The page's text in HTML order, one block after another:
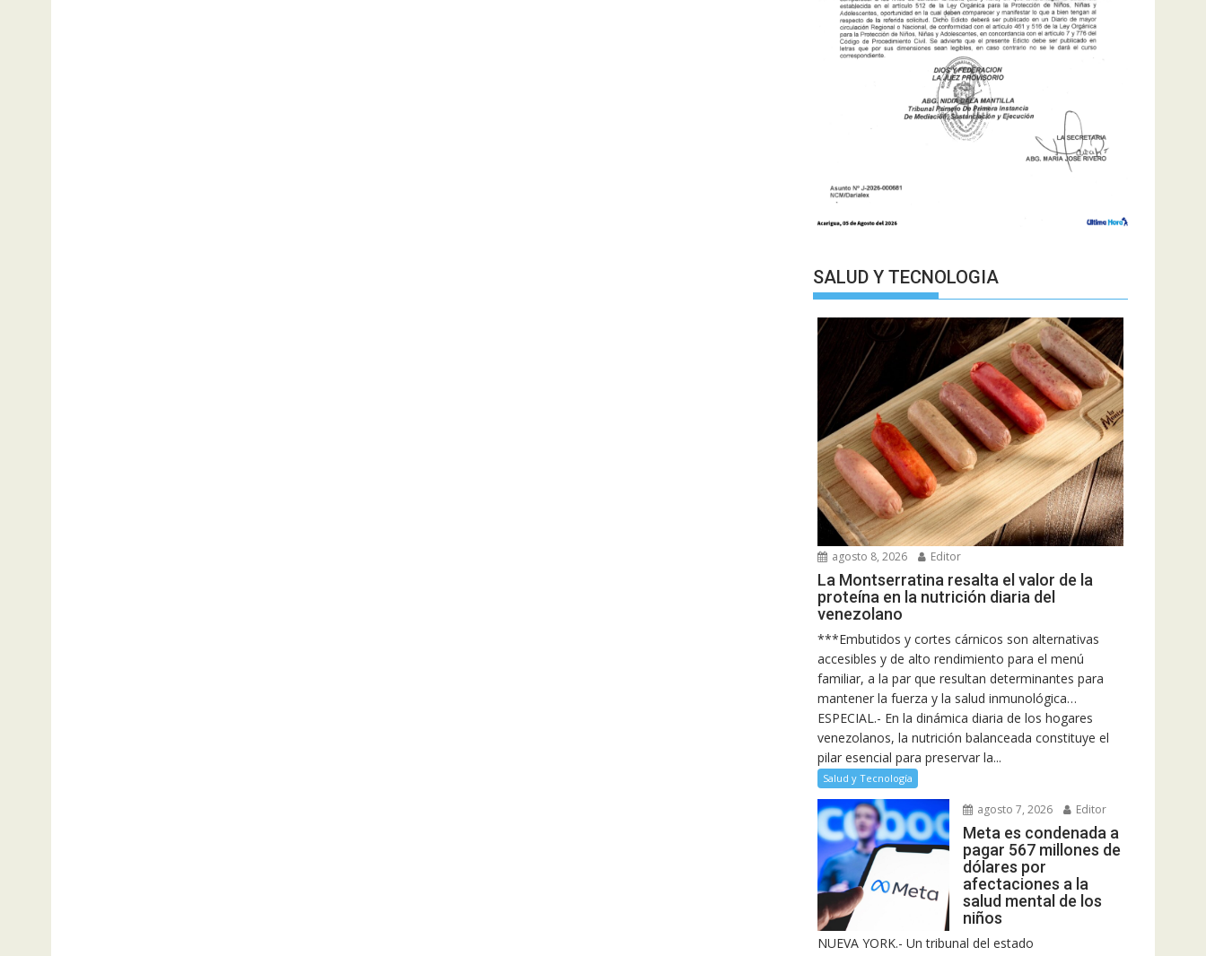
SALUD Y TECNOLOGIA
agosto 8, 2026 Editor
La Montserratina resalta el valor de la
proteína en la nutrición diaria del
venezolano
***Embutidos y cortes cárnicos son alternativas
accesibles y de alto rendimiento para el menú
familiar, a la par que resultan determinantes para
mantener la fuerza y la salud inmunológica…
ESPECIAL.- En la dinámica diaria de los hogares
venezolanos, la nutrición balanceada constituye el
pilar esencial para preservar la...
Salud y Tecnología
agosto 7, 2026 Editor
Meta es condenada a
pagar 567 millones de
dólares por
afectaciones a la
salud mental de los
niños
NUEVA YORK.- Un tribunal del estado